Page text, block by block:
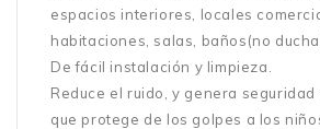
espacios interiores, locales
habitaciones, salas, baños(no
De fácil instalación y limpieza.
Reduce el ruido, y genera
que protege de los golpes a los